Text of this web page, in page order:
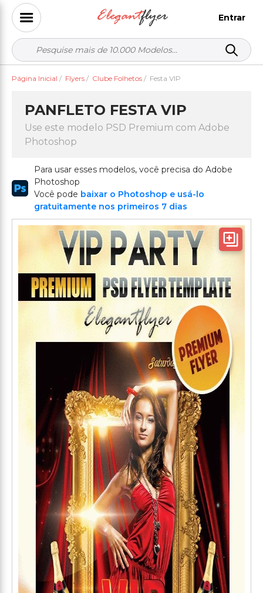
Entrar
Página Inicial / Flyers / Clube Folhetos / Festa VIP
PANFLETO FESTA VIP
Use este modelo PSD Premium com Adobe
Photoshop
Para usar esses modelos, você precisa do Adobe
Photoshop
Você pode baixar o Photoshop e usá-lo
gratuitamente nos primeiros 7 dias